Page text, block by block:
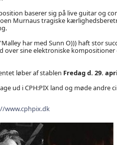
baserer sig på live guitar og
Murnaus tragiske
har med Sunn O))) haft stor
over sine elektroniske
løber af stablen Fredag d. 29.
ud i CPH:PIX land og møde
www.cphpix.dk